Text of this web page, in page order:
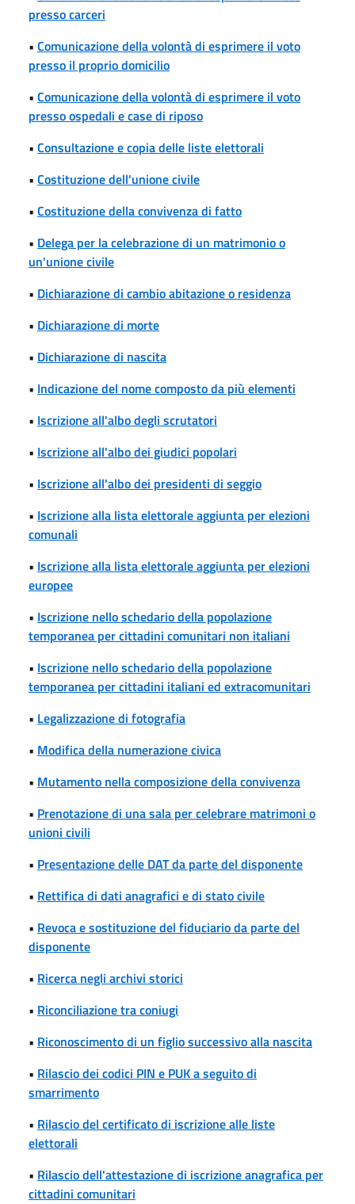
presso carceri
• Comunicazione della volontà di esprimere il voto
presso il proprio domicilio
• Comunicazione della volontà di esprimere il voto
presso ospedali e case di riposo
• Consultazione e copia delle liste elettorali
• Costituzione dell'unione civile
• Costituzione della convivenza di fatto
• Delega per la celebrazione di un matrimonio o
un'unione civile
• Dichiarazione di cambio abitazione o residenza
• Dichiarazione di morte
• Dichiarazione di nascita
• Indicazione del nome composto da più elementi
• Iscrizione all'albo degli scrutatori
• Iscrizione all'albo dei giudici popolari
• Iscrizione all'albo dei presidenti di seggio
• Iscrizione alla lista elettorale aggiunta per elezioni
comunali
• Iscrizione alla lista elettorale aggiunta per elezioni
europee
• Iscrizione nello schedario della popolazione
temporanea per cittadini comunitari non italiani
• Iscrizione nello schedario della popolazione
temporanea per cittadini italiani ed extracomunitari
• Legalizzazione di fotografia
• Modifica della numerazione civica
• Mutamento nella composizione della convivenza
• Prenotazione di una sala per celebrare matrimoni o
unioni civili
• Presentazione delle DAT da parte del disponente
• Rettifica di dati anagrafici e di stato civile
• Revoca e sostituzione del fiduciario da parte del
disponente
• Ricerca negli archivi storici
• Riconciliazione tra coniugi
• Riconoscimento di un figlio successivo alla nascita
• Rilascio dei codici PIN e PUK a seguito di
smarrimento
• Rilascio del certificato di iscrizione alle liste
elettorali
• Rilascio dell'attestazione di iscrizione anagrafica per
cittadini comunitari